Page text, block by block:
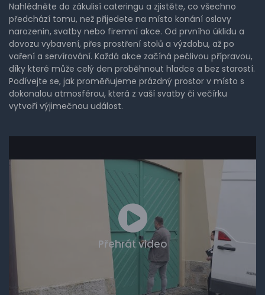
Nahlédněte do zákulisí cateringu a zjistěte, co všechno
předchází tomu, než přijedete na místo konání oslavy
narozenin, svatby nebo firemní akce. Od prvního úklidu a
dovozu vybavení, přes prostření stolů a výzdobu, až po
vaření a servírování. Každá akce začíná pečlivou přípravou,
díky které může celý den proběhnout hladce a bez starostí.
Podívejte se, jak proměňujeme prázdný prostor v místo s
dokonalou atmosférou, která z vaší svatby či večírku
vytvoří výjimečnou událost.
Přehrát video